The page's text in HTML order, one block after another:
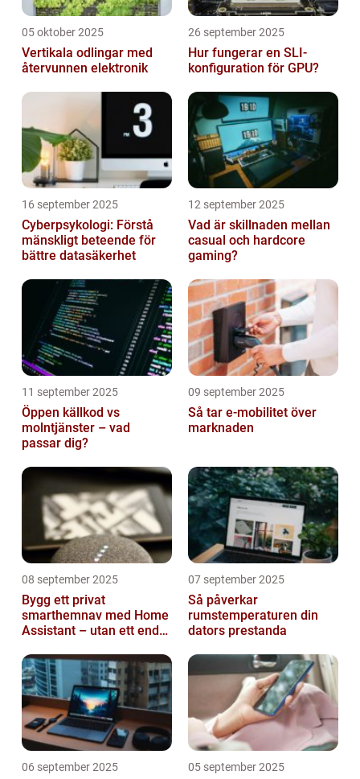
05 oktober 2025
Vertikala odlingar med
återvunnen elektronik
26 september 2025
Hur fungerar en SLI-
konfiguration för GPU?
16 september 2025
Cyberpsykologi: Förstå
mänskligt beteende för
bättre datasäkerhet
12 september 2025
Vad är skillnaden mellan
casual och hardcore
gaming?
11 september 2025
Öppen källkod vs
molntjänster – vad
passar dig?
09 september 2025
Så tar e-mobilitet över
marknaden
08 september 2025
Bygg ett privat
smarthemnav med Home
Assistant – utan ett enda
07 september 2025
Så påverkar
rumstemperaturen din
dators prestanda
06 september 2025 05 september 2025